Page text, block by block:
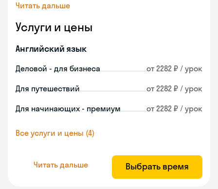
Читать дальше
Услуги и цены
Английский язык
Деловой - для бизнеса от 2282 ₽ / урок
Для путешествий от 2282 ₽ / урок
Для начинающих - премиум от 2282 ₽ / урок
Все услуги и цены (4)
Читать дальше Выбрать время